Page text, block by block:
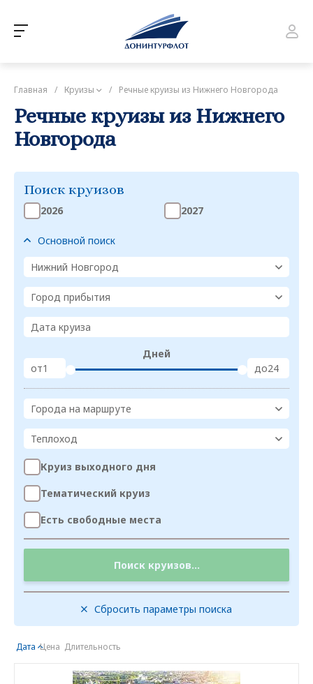
Главная / Круизы / Речные круизы из Нижнего Новгорода
Речные круизы из Нижнего
Новгорода
Поиск круизов
2026 2027
Основной поиск
Нижний Новгород
Город прибытия
Дата круиза
от
Дней
до
Города на маршруте
Теплоход
Круиз выходного дня
Тематический круиз
Есть свободные места
Поиск круизов...
Сбросить параметры поиска
Дата Цена Длительность